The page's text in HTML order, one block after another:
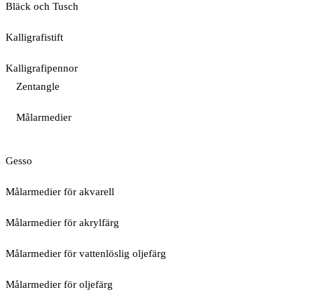
Bläck och Tusch
Kalligrafistift
Kalligrafipennor
Zentangle
Målarmedier
Gesso
Målarmedier för akvarell
Målarmedier för akrylfärg
Målarmedier för vattenlöslig oljefärg
Målarmedier för oljefärg